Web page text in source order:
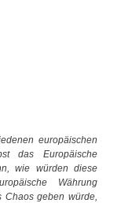
europäischen
das Europäische
wie würden diese
Währung
Chaos geben würde,